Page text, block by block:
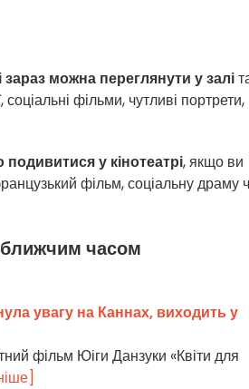
зараз можна переглянути у залі
соціальні фільми, чутливі портрети,
у кінотеатрі, якщо ви
фільм, соціальну драму
часом
увагу на Каннах, виходить у
фільм Юіги Данзуки «Квіти для